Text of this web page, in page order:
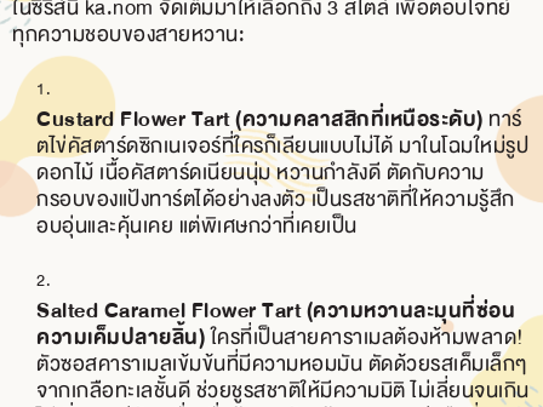
ในซีรีส์นี้ ka.nom จัดเต็มมาให้เลือกถึง 3 สไตล์ เพื่อตอบโจทย์
ทุกความชอบของสายหวาน:
Custard Flower Tart (ความคลาสสิกที่เหนือระดับ) ทาร์
ตไข่คัสตาร์ดซิกเนเจอร์ที่ใครก็เลียนแบบไม่ได้ มาในโฉมใหม่รูป
ดอกไม้ เนื้อคัสตาร์ดเนียนนุ่ม หวานกำลังดี ตัดกับความ
กรอบของแป้งทาร์ตได้อย่างลงตัว เป็นรสชาติที่ให้ความรู้สึก
อบอุ่นและคุ้นเคย แต่พิเศษกว่าที่เคยเป็น
Salted Caramel Flower Tart (ความหวานละมุนที่ซ่อน
ความเค็มปลายลิ้น)ใครที่เป็นสายคาราเมลต้องห้ามพลาด!
ตัวซอสคาราเมลเข้มข้นที่มีความหอมมัน ตัดด้วยรสเค็มเล็กๆ
จากเกลือทะเลชั้นดี ช่วยชูรสชาติให้มีความมิติ ไม่เลี่ยนจนเกิน